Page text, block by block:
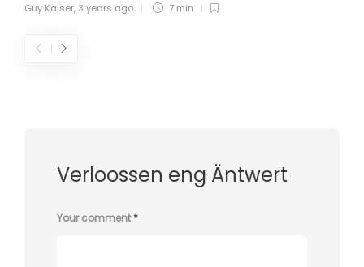
Guy Kaiser, 3 years ago 7 min
Verloossen eng Äntwert
Your comment*